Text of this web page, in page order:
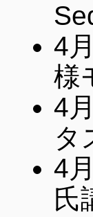
4
様
4
タ
4
氏